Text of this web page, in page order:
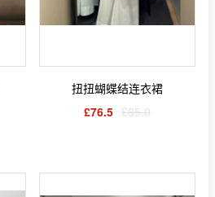
扭扭蝴蝶结连衣裙
£76.5 £85.0